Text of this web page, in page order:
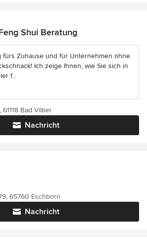
Shui Beratung
fürs Zuhause und für Unternehmen ohne
Ich zeige Ihnen, wie Sie sich in
f...
Nachricht
Bad Vilbel
Nachricht
65760 Eschborn